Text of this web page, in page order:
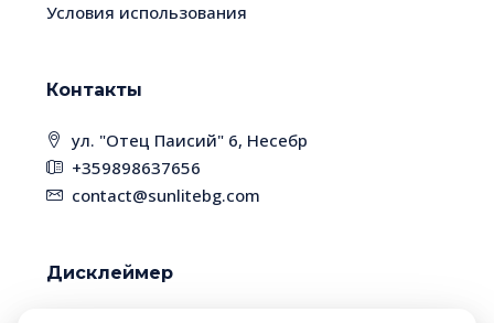
Условия использования
Контакты
ул. "Отец Паисий" 6, Несебр
+359898637656
contact@sunlitebg.com
Дисклеймер